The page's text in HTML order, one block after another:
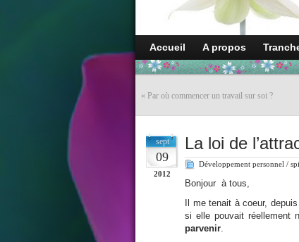
Accueil A propos
« Par où commencer un travail sur soi ?
sept
09
2012
La loi de
Développement personnel /
Bonjour à tous,
Il me tenait à coeur,
si elle pouvait réellement
parvenir.